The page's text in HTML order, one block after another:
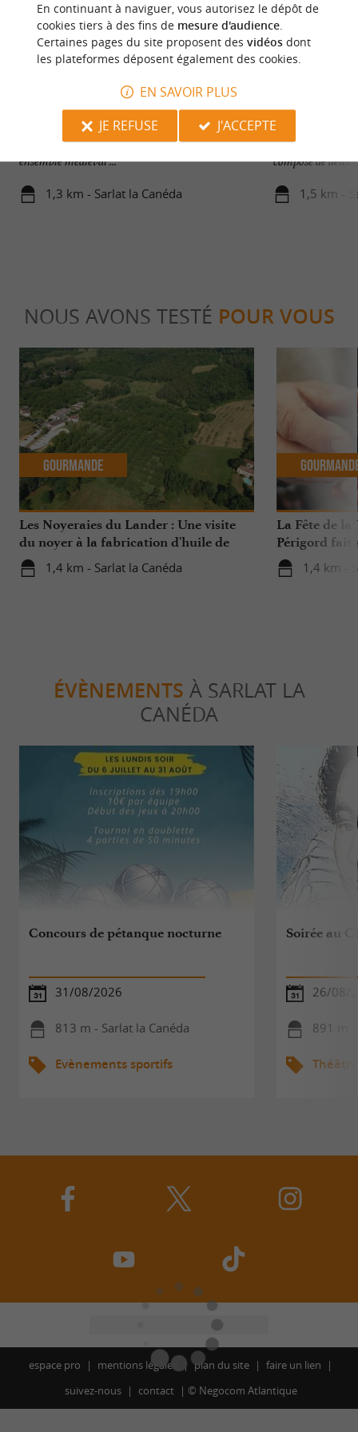
VILLE D’ART ET D’HISTOIRE - CLASSÉE ***
au Guide Vert Michelin. Sarlat c'est avant tout un
ensemble médiéval ...
1,3 km - Sarlat la Canéda
Manoir de Gisson
Le Manoir de
Monument
composé de deux
1,5 km -
NOUS AVONS TESTÉ POUR VOUS
Les Noyeraies du Lander : Une visite
du noyer à la fabrication d'huile de
noix !
1,4 km - Sarlat la Canéda
Gourmande
La Fête de
Périgord fait
1,4 km -
ÉVÈNEMENTS À SARLAT LA
CANÉDA
Concours de pétanque nocturne
31/08/2026
813 m - Sarlat la Canéda
Evènements sportifs
Soirée au
26/08/
891 m -
Théâtre
espace pro mentions légales plan du site
faire un lien
suivez-nous
contact © Negocom Atlantique
En continuant à naviguer, vous autorisez le dépôt de
cookies tiers à des fins de mesure d'audience.
Certaines pages du site proposent des vidéosdont
les plateformes déposent également des cookies.
EN SAVOIR PLUS
JE REFUSE
J'ACCEPTE